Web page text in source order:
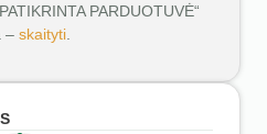
PARDUOTUVĖ“
– skaityti